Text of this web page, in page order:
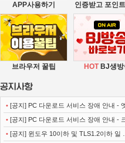
APP사용하기 인증받고 포인트
브라우저 꿀팁 HOTBJ생방
• [공지] PC 다운로드 서비스 장애 안내 -
(Microsoft Edge)
• [공지] PC 다운로드 서비스 장애 안내 -
(Chrome)
• [공지] 윈도우 10이하 및 TLS1.2이하 일 경